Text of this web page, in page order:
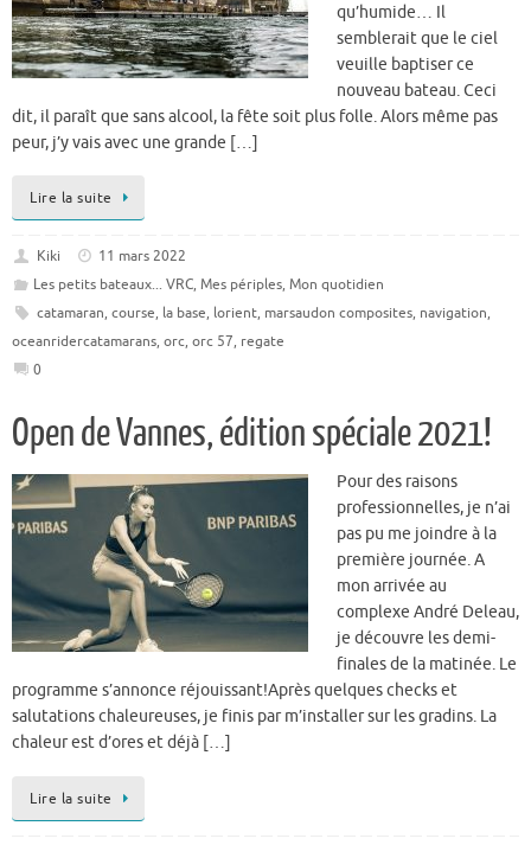
qu’humide… Il
semblerait que le ciel
veuille baptiser ce
nouveau bateau. Ceci
dit, il paraît que sans alcool, la fête soit plus folle. Alors même pas
peur, j’y vais avec une grande […]
Lire la suite
Kiki
11 mars 2022
Les petits bateaux... VRC, Mes périples, Mon quotidien
catamaran, course, la base, lorient, marsaudon composites, navigation,
oceanridercatamarans, orc, orc 57, regate
0
Open de Vannes, édition spéciale 2021!
Pour des raisons
professionnelles, je n’ai
pas pu me joindre à la
première journée. A
mon arrivée au
complexe André Deleau,
je découvre les demi-
finales de la matinée. Le
programme s’annonce réjouissant!Après quelques checks et
salutations chaleureuses, je finis par m’installer sur les gradins. La
chaleur est d’ores et déjà […]
Lire la suite